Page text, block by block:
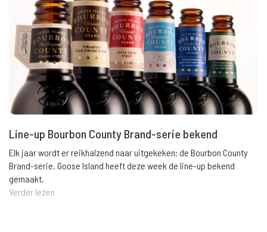
Line-up Bourbon County Brand-serie bekend
Elk jaar wordt er reikhalzend naar uitgekeken: de Bourbon County
Brand-serie. Goose Island heeft deze week de line-up bekend
gemaakt.
Verder lezen